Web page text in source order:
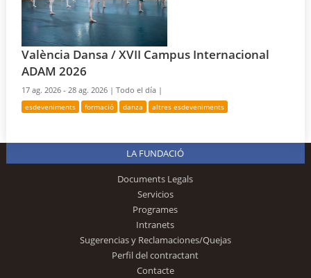
València Dansa / XVII Campus Internacional
ADAM 2026
17 ag. 2026 - 28 ag. 2026 |Todo el día |
esdeveniments formació danza altres esdeveniments
LA FUNDACIÓ
Documents Legals
Servicios
Programes
Intranets
Sugerencias y Reclamaciones/Quejas
Perfil del contractant
Contacte